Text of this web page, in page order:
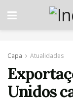
Capa Atualidades
Unidos